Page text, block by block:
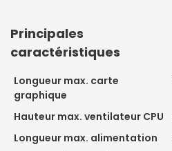
Principales
caractéristiques
Longueur max. carte
graphique
Hauteur max. ventilateur CPU
Longueur max. alimentation